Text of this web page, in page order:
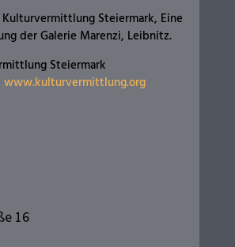
Steiermark, Eine
der Galerie Marenzi, Leibnitz.
Steiermark
www.kulturvermittlung.org
16